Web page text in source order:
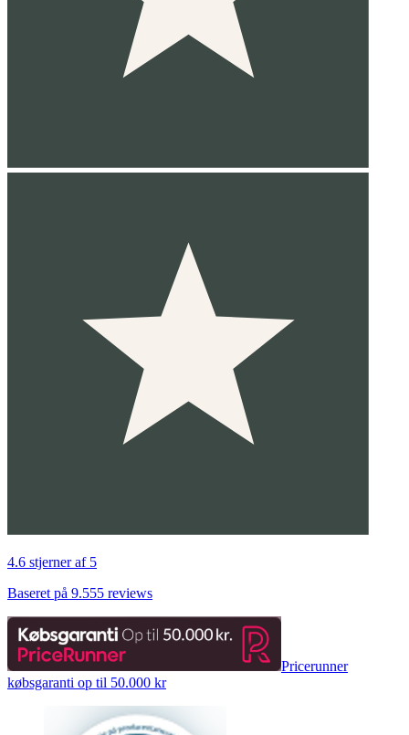
4.6 stjerner af 5
Baseret på 9.555 reviews
Pricerunner
købsgaranti op til 50.000 kr